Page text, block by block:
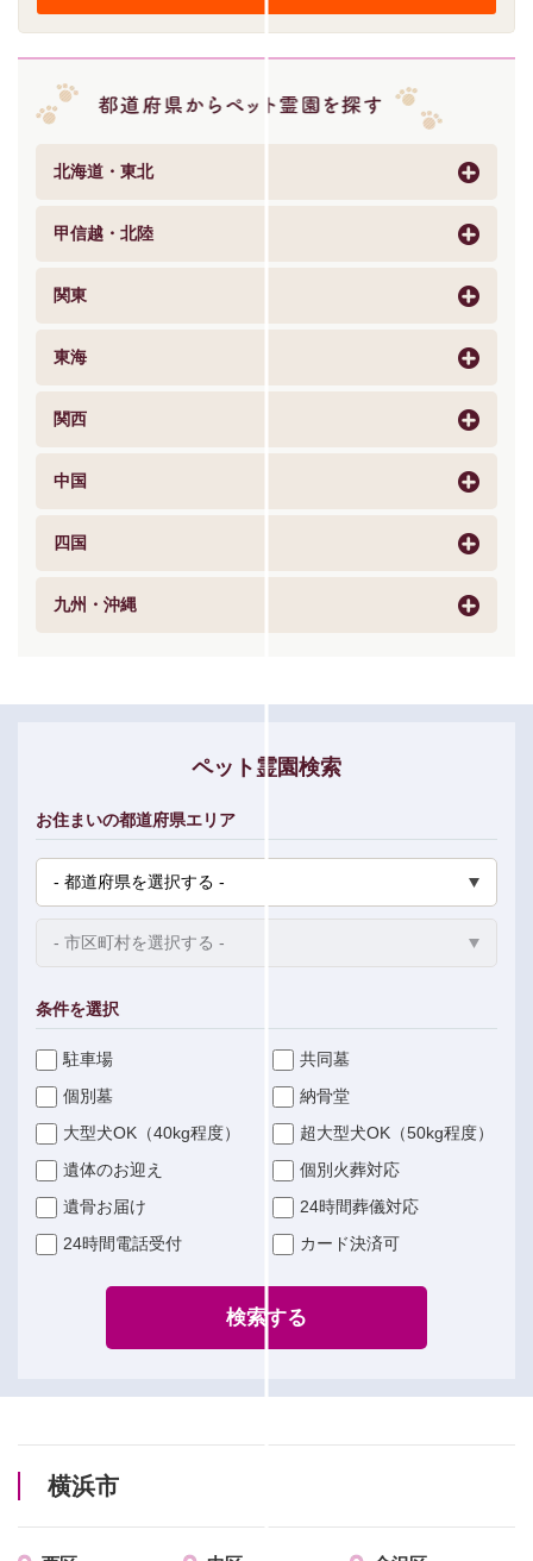
北海道・東北
甲信越・北陸
関東
東海
関西
中国
四国
九州・沖縄
ペット霊園検索
お住まいの都道府県エリア
条件を選択
駐車場
共同墓
個別墓
納骨堂
大型犬OK（40kg程度）
超大型犬OK（50kg程度）
遺体のお迎え
個別火葬対応
遺骨お届け
24時間葬儀対応
24時間電話受付
カード決済可
検索する
横浜市